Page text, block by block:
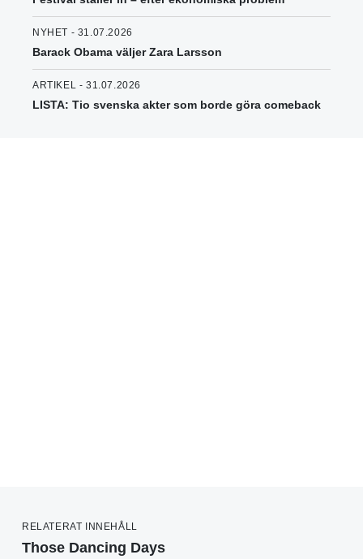
NYHET - 31.07.2026
Barack Obama väljer Zara Larsson
ARTIKEL - 31.07.2026
LISTA: Tio svenska akter som borde göra comeback
RELATERAT INNEHÅLL
Those Dancing Days